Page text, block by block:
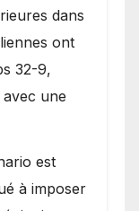
dans
ont
32-9,
une
est
à imposer